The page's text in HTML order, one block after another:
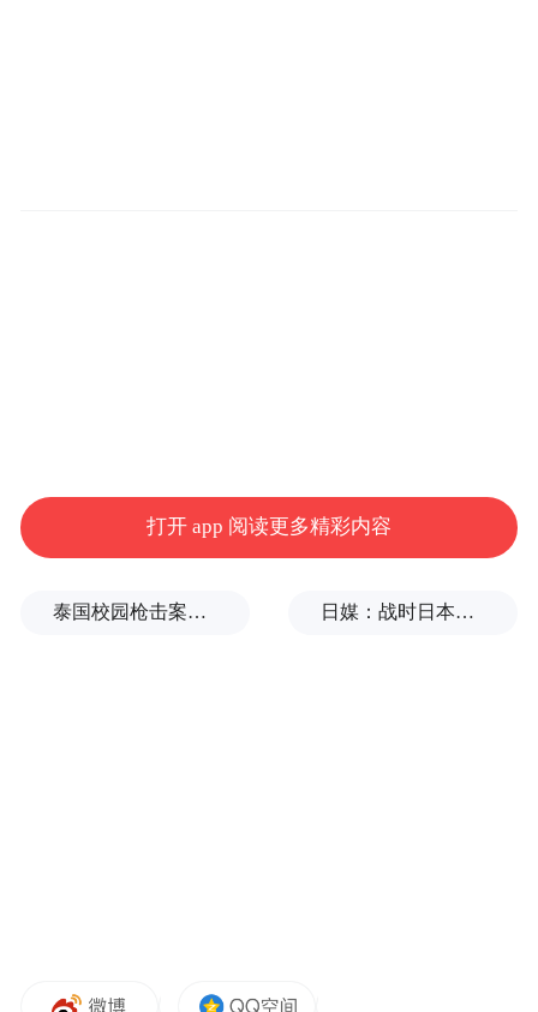
打开 app 阅读更多精彩内容
泰国校园枪击案致9死，枪手父亲道歉 日媒：战时日本多所大学进行输血人体实验，向患者注射动物血